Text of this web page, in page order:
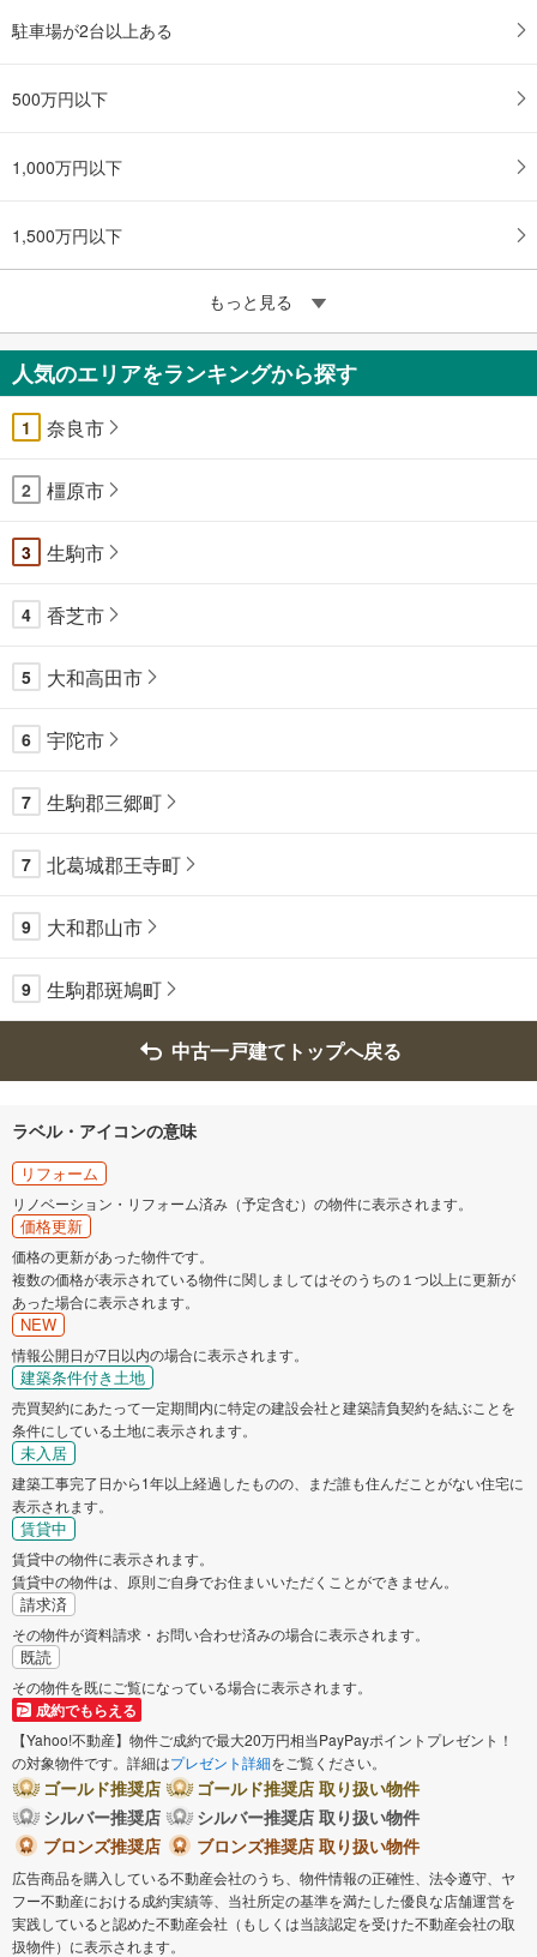
駐車場が2台以上ある
500万円以下
1,000万円以下
1,500万円以下
もっと見る
人気のエリアをランキングから探す
1 奈良市
2 橿原市
3 生駒市
4 香芝市
5 大和高田市
6 宇陀市
7 生駒郡三郷町
7 北葛城郡王寺町
9 大和郡山市
9 生駒郡斑鳩町
中古一戸建てトップへ戻る
ラベル・アイコンの意味
リフォーム
リノベーション・リフォーム済み（予定含む）の物件に表示されます。
価格更新
価格の更新があった物件です。
複数の価格が表示されている物件に関しましてはそのうちの１つ以上に更新が
あった場合に表示されます。
NEW
情報公開日が7日以内の場合に表示されます。
建築条件付き土地
売買契約にあたって一定期間内に特定の建設会社と建築請負契約を結ぶことを
条件にしている土地に表示されます。
未入居
建築工事完了日から1年以上経過したものの、まだ誰も住んだことがない住宅に
表示されます。
賃貸中
賃貸中の物件に表示されます。
賃貸中の物件は、原則ご自身でお住まいいただくことができません。
請求済
その物件が資料請求・お問い合わせ済みの場合に表示されます。
既読
その物件を既にご覧になっている場合に表示されます。
成約でもらえる
【Yahoo!不動産】物件ご成約で最大20万円相当PayPayポイントプレゼント！
の対象物件です。詳細はプレゼント詳細をご覧ください。
ゴールド推奨店
ゴールド推奨店 取り扱い物件
シルバー推奨店
シルバー推奨店 取り扱い物件
ブロンズ推奨店
ブロンズ推奨店 取り扱い物件
広告商品を購入している不動産会社のうち、物件情報の正確性、法令遵守、ヤ
フー不動産における成約実績等、当社所定の基準を満たした優良な店舗運営を
実践していると認めた不動産会社（もしくは当該認定を受けた不動産会社の取
扱物件）に表示されます。